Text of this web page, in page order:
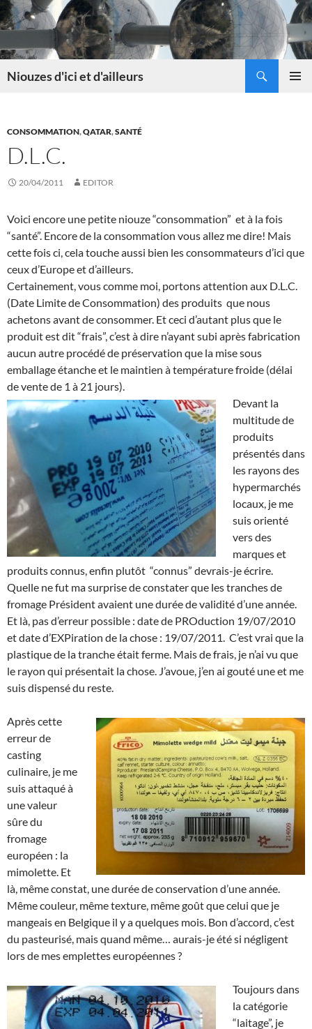
Skip
to
Niouzes d'ici et d'ailleurs
CONSOMMATION,QATAR,SANTÉ
D.L.C.
20/04/2011 EDITOR
Voici encore une petite niouze “consommation” et à la fois
“santé”. Encore de la consommation vous allez me dire! Mais
cette fois ci, cela touche aussi bien les consommateurs d’ici que
ceux d’Europe et d’ailleurs.
Certainement, vous comme moi, portons attention aux D.L.C.
(Date Limite de Consommation) des produits que nous
achetons avant de consommer. Et ceci d’autant plus que le
produit est dit “frais”, c’est à dire n’ayant subi après fabrication
aucun autre procédé de préservation que la mise sous
emballage étanche et le maintien à température froide (délai
de vente de 1 à 21 jours).
Devant la
multitude de
produits
présentés dans
les rayons des
hypermarchés
locaux, je me
suis orienté
vers des
marques et
produits connus, enfin plutôt “connus” devrais-je écrire.
Quelle ne fut ma surprise de constater que les tranches de
fromage Président avaient une durée de validité d’une année.
Et là, pas d’erreur possible : date de PROduction 19/07/2010
et date d’EXPiration de la chose : 19/07/2011. C’est vrai que la
plastique de la tranche était ferme. Mais de frais, je n’ai vu que
le rayon qui présentait la chose. J’avoue, j’en ai gouté une et me
suis dispensé du reste.
Après cette
erreur de
casting
culinaire, je me
suis attaqué à
une valeur
sûre du
fromage
européen : la
mimolette. Et
là, même constat, une durée de conservation d’une année.
Même couleur, même texture, même goût que celui que je
mangeais en Belgique il y a quelques mois. Bon d’accord, c’est
du pasteurisé, mais quand même… aurais-je été si négligent
lors de mes emplettes européennes ?
Toujours dans
la catégorie
“laitage”, je